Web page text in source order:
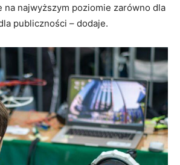
na najwyższym poziomie zarówno dla
publiczności – dodaje.